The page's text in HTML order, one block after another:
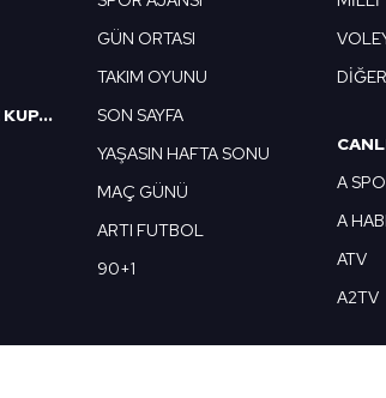
ZİRAAT TÜRKİYE KUPASI
GÜN ORTASI
TAKIM OYUNU
SON SAYFA
YAŞASIN HAFTA SONU
MAÇ GÜNÜ
ARTI FUTBOL
90+1
DİĞER
A
A
ATV
A2TV